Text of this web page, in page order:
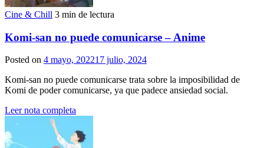
Cine & Chill 3 min de lectura
Komi-san no puede comunicarse – Anime
Posted on 4 mayo, 202217 julio, 2024
Komi-san no puede comunicarse trata sobre la imposibilidad de
Komi de poder comunicarse, ya que padece ansiedad social.
Leer nota completa